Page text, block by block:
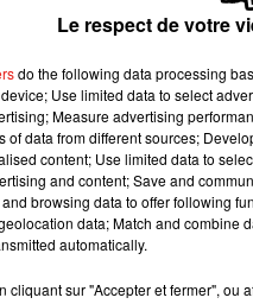
Gabbie (Rosario
: Danny DeVito, Jamie
dans les somptueux
les "jump
se régaleront devant
Le respect de votre
do the following data processing
Use limited data to select
Measure advertising
of data from different sources;
content; Use limited data to
and content; Save and
browsing data to offer following
data; Match and combine
automatically.
cliquant sur "Accepter et fermer",